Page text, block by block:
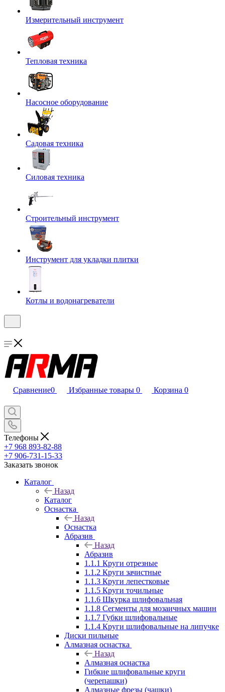
Измерительный инструмент
Тепловая техника
Насосное оборудование
Садовая техника
Силовая техника
Строительный инструмент
Инструмент для укладки плитки
Котлы и водонагреватели
Сравнение0 Избранные товары 0 Корзина 0
Телефоны
+7 968 893-82-88
+7 906-731-15-33
Заказать звонок
Каталог
Назад
Каталог
Оснастка
Назад
Оснастка
Абразив
Назад
Абразив
1.1.1 Круги отрезные
1.1.2 Круги зачистные
1.1.3 Круги лепестковые
1.1.5 Круги точильные
1.1.6 Шкурка шлифовальная
1.1.8 Сегменты для мозаичных машин
1.1.7 Губки шлифовальные
1.1.4 Круги шлифовальные на липучке
Диски пильные
Алмазная оснастка
Назад
Алмазная оснастка
Гибкие шлифовальные круги
(черепашки)
Алмазные фрезы (чашки)